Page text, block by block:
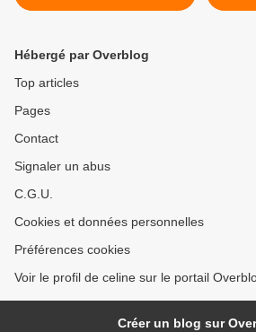
Hébergé par Overblog
Top articles
Pages
Contact
Signaler un abus
C.G.U.
Cookies et données personnelles
Préférences cookies
Voir le profil de celine sur le portail
Créer un blog sur